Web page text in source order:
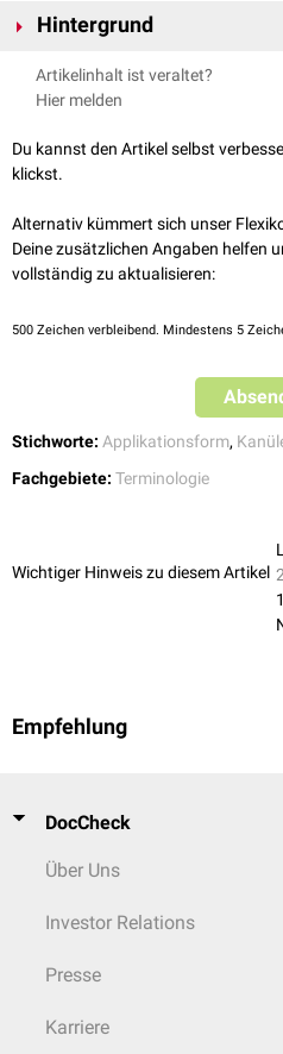
Hintergrund
Arzneimittels in eine der mittelgroßen
Punktion der Vene. Typische
Routinebetrieb ist die
Vena cubitalis
Die intravenöse Injektion erfolgt
Eine weitere intravenöse
intravenöse Injektion über einen
Perfusoreneingesetzt.
werden, in Form eines peripheren
Artikelinhalt ist veraltet?
Hier melden
Du kannst den Artikel selbst
klickst.
Alternativ kümmert sich unser
Deine zusätzlichen Angaben helfen
vollständig zu aktualisieren:
500 Zeichen verbleibend. Mindestens 5
Stichworte: Applikationsform,
Fachgebiete: Terminologie
Wichtiger Hinweis zu diesem Artikel
Empfehlung
DocCheck
Über Uns
Investor Relations
Presse
Karriere